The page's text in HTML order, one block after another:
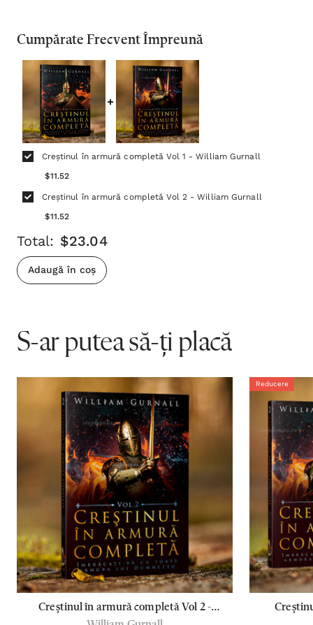
Cumpărate Frecvent Împreună
Creștinul în armură completă Vol 1 - William Gurnall
$11.52
Creștinul în armură completă Vol 2 - William Gurnall
$11.52
Total: $23.04
Adaugă în coș
S-ar putea să-ți placă
Creștinul în armură completă Vol 2 -
Reducere